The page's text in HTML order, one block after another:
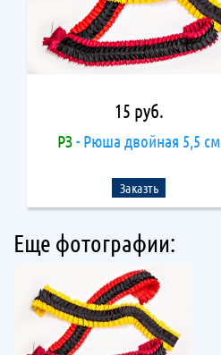
15 руб.
РЗ- Рюша двойная 5,5 см
Заказть
Еще фотографии: